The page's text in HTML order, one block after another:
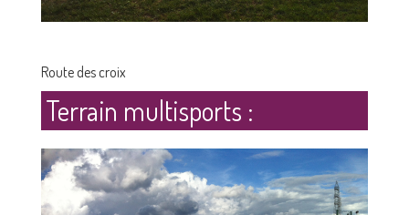
Route des croix
Terrain multisports :